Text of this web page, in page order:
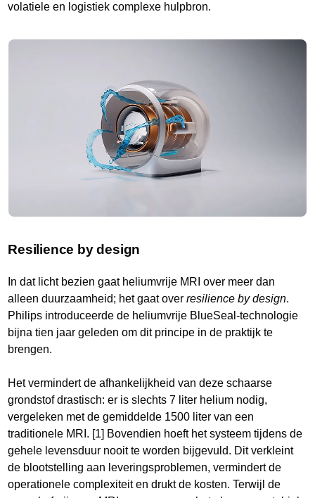
volatiele en logistiek complexe hulpbron.
Resilience by design
In dat licht bezien gaat heliumvrije MRI over meer dan
alleen duurzaamheid; het gaat overresilience by design.
Philips introduceerde de heliumvrije BlueSeal-technologie
bijna tien jaar geleden om dit principe in de praktijk te
brengen.
Het vermindert de afhankelijkheid van deze schaarse
grondstof drastisch: er is slechts 7 liter helium nodig,
vergeleken met de gemiddelde 1500 liter van een
traditionele MRI. [1] Bovendien hoeft het systeem tijdens de
gehele levensduur nooit te worden bijgevuld. Dit verkleint
de blootstelling aan leveringsproblemen, vermindert de
operationele complexiteit en drukt de kosten. Terwijl de